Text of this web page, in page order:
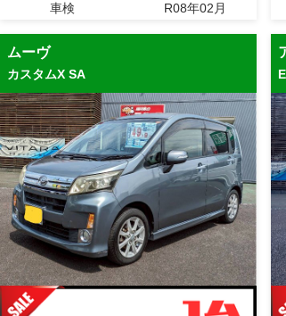
車検
R08年02月
ムーヴ
カスタムX SA